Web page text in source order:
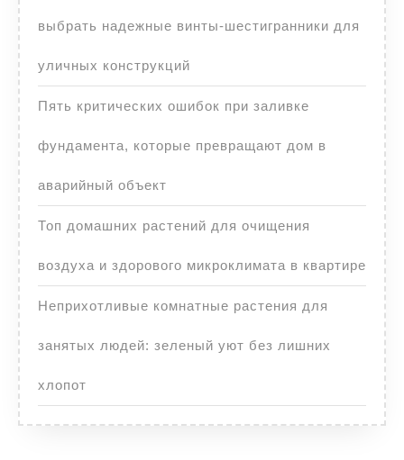
выбрать надежные винты-шестигранники для
уличных конструкций
Пять критических ошибок при заливке
фундамента, которые превращают дом в
аварийный объект
Топ домашних растений для очищения
воздуха и здорового микроклимата в квартире
Неприхотливые комнатные растения для
занятых людей: зеленый уют без лишних
хлопот